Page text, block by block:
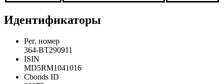
Идентификаторы
Рег. номер
364-BT290911
ISIN
MD5RM1041016
Cbonds ID